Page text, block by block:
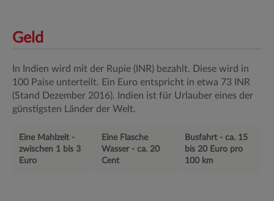
Geld
In Indien wird mit der Rupie (INR) bezahlt. Diese wird in
100 Paise unterteilt. Ein Euro entspricht in etwa 73 INR
(Stand Dezember 2016). Indien ist für Urlauber eines der
günstigsten Länder der Welt.
Eine Mahlzeit -
zwischen 1 bis 3
Euro
Eine Flasche
Wasser - ca. 20
Cent
Busfahrt - ca. 15
bis 20 Euro pro
100 km